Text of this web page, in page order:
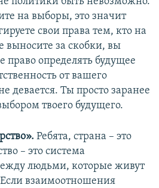
на выборы, это значит
свои права тем, кто на
выносите за скобки, вы
право определять будущее
от вашего
девается. Ты просто заранее
твоего будущего.
Ребята, страна – это
– это система
людьми, которые живут
взаимоотношения